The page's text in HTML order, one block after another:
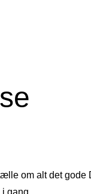
om alt det
gang.